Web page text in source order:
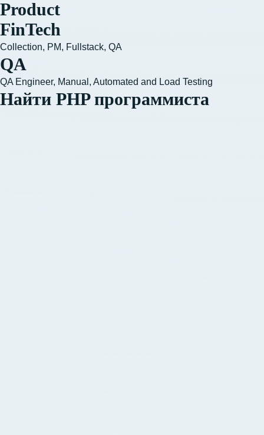
Product
FinTech
Collection, PM, Fullstack, QA
QA
QA Engineer, Manual, Automated and Load Testing
Найти PHP программиста